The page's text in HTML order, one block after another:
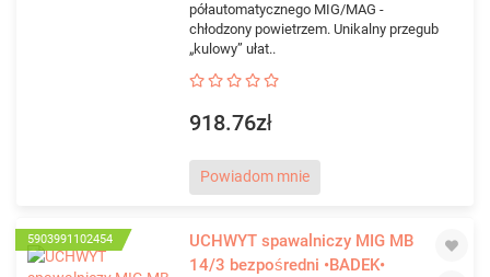
półautomatycznego MIG/MAG -
chłodzony powietrzem. Unikalny przegub
„kulowy” ułat..
918.76zł
Powiadom mnie
5903991102454
UCHWYT spawalniczy MIG MB
14/3 bezpośredni •BADEK•